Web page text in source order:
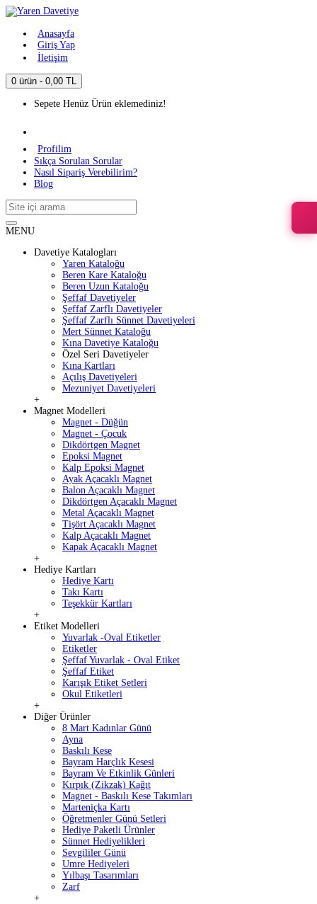
Anasayfa
Giriş Yap
İletişim
0 ürün - 0,00 TL
Sepete Henüz Ürün eklemediniz!
Profilim
Sıkça Sorulan Sorular
Nasıl Sipariş Verebilirim?
Blog
MENU
Davetiye Katalogları
Yaren Kataloğu
Beren Kare Kataloğu
Beren Uzun Kataloğu
Şeffaf Davetiyeler
Şeffaf Zarflı Davetiyeler
Şeffaf Zarflı Sünnet Davetiyeleri
Mert Sünnet Kataloğu
Kına Davetiye Kataloğu
Özel Seri Davetiyeler
Kına Kartları
Açılış Davetiyeleri
Mezuniyet Davetiyeleri
+
Magnet Modelleri
Magnet - Düğün
Magnet - Çocuk
Dikdörtgen Magnet
Epoksi Magnet
Kalp Epoksi Magnet
Ayak Açacaklı Magnet
Balon Açacaklı Magnet
Dikdörtgen Açacaklı Magnet
Metal Açacaklı Magnet
Tişört Açacaklı Magnet
Kalp Açacaklı Magnet
Kapak Açacaklı Magnet
+
Hediye Kartları
Hediye Kartı
Takı Kartı
Teşekkür Kartları
+
Etiket Modelleri
Yuvarlak -Oval Etiketler
Etiketler
Şeffaf Yuvarlak - Oval Etiket
Şeffaf Etiket
Karışık Etiket Setleri
Okul Etiketleri
+
Diğer Ürünler
8 Mart Kadınlar Günü
Ayna
Baskılı Kese
Bayram Harçlık Kesesi
Bayram Ve Etkinlik Günleri
Kırpık (Zikzak) Kağıt
Magnet - Baskılı Kese Takımları
Marteniçka Kartı
Öğretmenler Günü Setleri
Hediye Paketli Ürünler
Sünnet Hediyelikleri
Sevgililer Günü
Umre Hediyeleri
Yılbaşı Tasarımları
Zarf
+